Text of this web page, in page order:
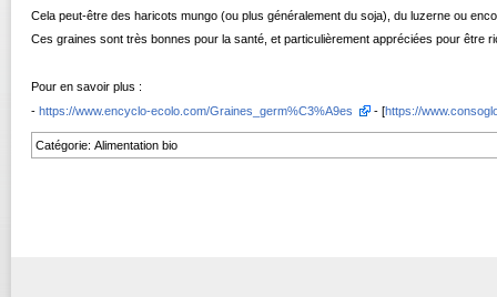
Cela peut-être des haricots mungo (ou plus généralement du soja), du luzerne ou
Ces graines sont très bonnes pour la santé, et particulièrement appréciées pour être
Pour en savoir plus :
- https://www.encyclo-ecolo.com/Graines_germ%C3%A9es - [https://
Catégorie:Alimentation bio